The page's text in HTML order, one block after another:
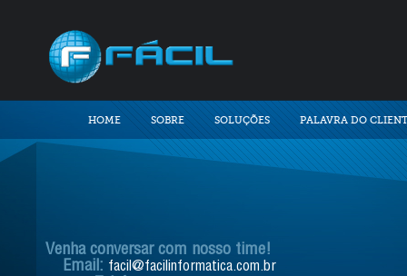
HOME SOBRE SOLUÇÕES PALAVRA DO
Venha conversar com nosso time!
Email: facil@facilinformatica.com.br